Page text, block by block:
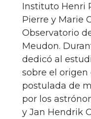
Instituto Henri
Pierre y Marie
Observatorio
Meudon.
dedicó al
sobre el origen
postulada de
por los
y Jan Hendrik